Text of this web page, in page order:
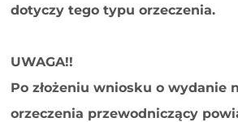
dotyczy tego typu orzeczenia.
UWAGA!!
Po złożeniu wniosku o wydanie
orzeczenia przewodniczący